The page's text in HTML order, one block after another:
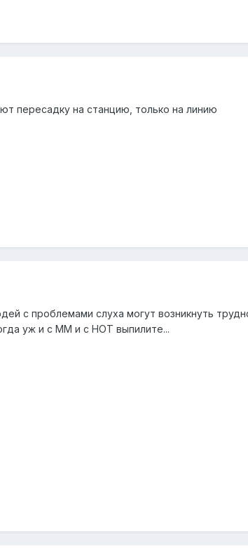
пересадку на станцию, только на линию
с проблемами слуха могут возникнуть
уж и с ММ и с НОТ выпилите...